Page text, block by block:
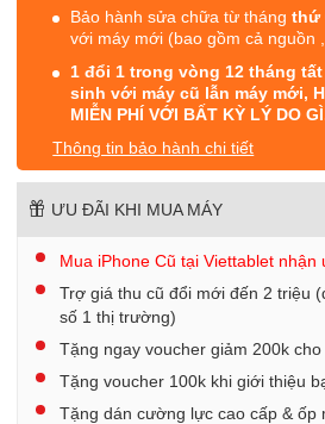
Bảo hành sửa chữa từ thángthứ
với máy mới (bao gồm cả nguồn
1 đổi 1 trong vòng 12 tháng
sinh với máy cũ lẫn máy mới,
MIỄN PHÍ VỚI BẤT KỲ LÝ DO
Thông tin bảo hành chi tiết
ƯU ĐÃI KHI MUA MÁY
Mua iPhone Cũ tại Viettablet nhận
Trợ giá thu cũ đổi mới đến 2 triệu
số 1 thị trường)
Tặng ngay voucher giảm 200k
Tặng voucher 100k khi giới thiệu
Tặng dán cường lực cao cấp & ốp